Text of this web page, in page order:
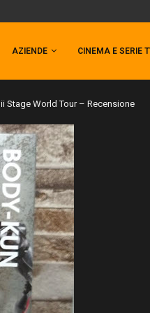
AZIENDE CINEMA E SERIE
Stage World Tour – Recensione